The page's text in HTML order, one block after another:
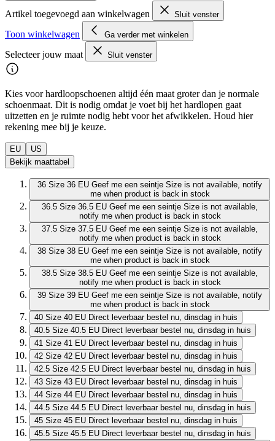
Artikel toegevoegd aan winkelwagen Sluit venster
Toon winkelwagen Ga verder met winkelen
Selecteer jouw maat Sluit venster
Kies voor hardloopschoenen altijd één maat groter dan je normale
schoenmaat. Dit is nodig omdat je voet bij het hardlopen gaat
uitzetten en je ruimte nodig hebt voor het afwikkelen. Houd hier
rekening mee bij je keuze.
EU
US
Bekijk maattabel
36 Size 36 EU Geef me een seintje Size is not available, notify
me when product is back in stock
36.5 Size 36.5 EU Geef me een seintje Size is not available,
notify me when product is back in stock
37.5 Size 37.5 EU Geef me een seintje Size is not available,
notify me when product is back in stock
38 Size 38 EU Geef me een seintje Size is not available, notify
me when product is back in stock
38.5 Size 38.5 EU Geef me een seintje Size is not available,
notify me when product is back in stock
39 Size 39 EU Geef me een seintje Size is not available, notify
me when product is back in stock
40 Size 40 EU Direct leverbaar bestel nu, dinsdag in huis
40.5 Size 40.5 EU Direct leverbaar bestel nu, dinsdag in huis
41 Size 41 EU Direct leverbaar bestel nu, dinsdag in huis
42 Size 42 EU Direct leverbaar bestel nu, dinsdag in huis
42.5 Size 42.5 EU Direct leverbaar bestel nu, dinsdag in huis
43 Size 43 EU Direct leverbaar bestel nu, dinsdag in huis
44 Size 44 EU Direct leverbaar bestel nu, dinsdag in huis
44.5 Size 44.5 EU Direct leverbaar bestel nu, dinsdag in huis
45 Size 45 EU Direct leverbaar bestel nu, dinsdag in huis
45.5 Size 45.5 EU Direct leverbaar bestel nu, dinsdag in huis